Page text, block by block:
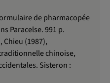
de pharmacopée
Paracelse. 991 p.
Chieu (1987),
chinoise,
Sisteron :